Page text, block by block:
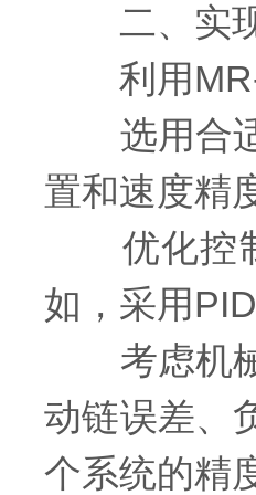
二、实现
利用MR-
选用合适
置和速度精
优化控制
如，采用
考虑机械
动链误差、
个系统的精